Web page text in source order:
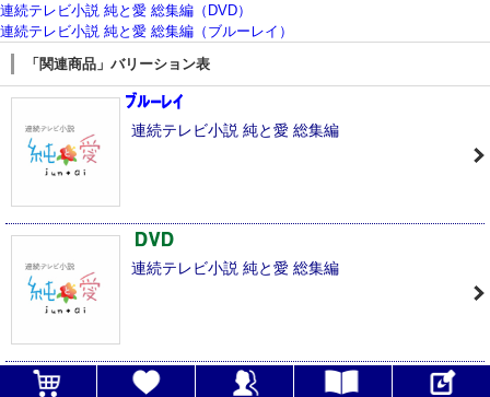
連続テレビ小説 純と愛 総集編（DVD）
連続テレビ小説 純と愛 総集編（ブルーレイ）
「関連商品」バリーション表
連続テレビ小説 純と愛 総集編
連続テレビ小説 純と愛 総集編